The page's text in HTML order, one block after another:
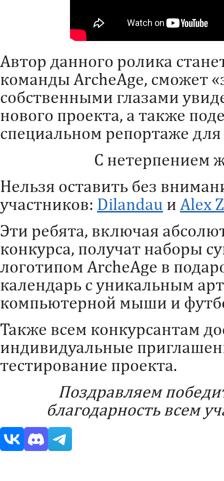
Автор данного ролика
команды ArcheAge, сможет
собственными глазами
нового проекта, а также
специальном репортаже
С нетерпением
Нельзя оставить без
участников: Dilandau и Alex
Эти ребята, включая
конкурса, получат наборы
логотипом ArcheAge в
календарь с уникальным
компьютерной мыши и
Также всем конкурсантам
индивидуальные
тестирование проекта.
Поздравляем
благодарность всем